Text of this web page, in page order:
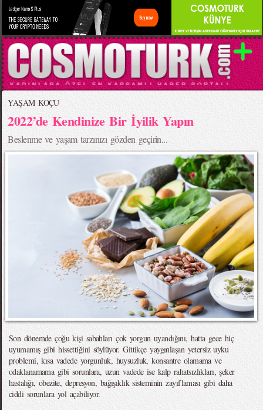
YAŞAM KOÇU
2022’de Kendinize Bir İyilik Yapın
Beslenme ve yaşam tarzınızı gözden geçirin...
Son dönemde çoğu kişi sabahları çok yorgun uyandığını, hatta gece hiç
uyumamış gibi hissettiğini söylüyor. Gittikçe yaygınlaşan yetersiz uyku
problemi, kısa vadede yorgunluk, huysuzluk, konsantre olamama ve
odaklanamama gibi sorunlara, uzun vadede ise kalp rahatsızlıkları, şeker
hastalığı, obezite, depresyon, bağışıklık sisteminin zayıflaması gibi daha
ciddi sorunlara yol açabiliyor.